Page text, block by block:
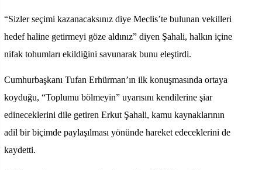
“Sizler seçimi kazanacaksınız diye Meclis’te bulunan vekilleri
hedef haline getirmeyi göze aldınız” diyen Şahali, halkın içine
nifak tohumları ekildiğini savunarak bunu eleştirdi.
Cumhurbaşkanı Tufan Erhürman’ın ilk konuşmasında ortaya
koyduğu, “Toplumu bölmeyin” uyarısını kendilerine şiar
edineceklerini dile getiren Erkut Şahali, kamu kaynaklarının
adil bir biçimde paylaşılması yönünde hareket edeceklerini de
kaydetti.